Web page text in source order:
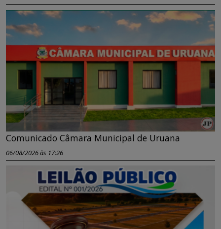
Comunicado Câmara Municipal de Uruana
06/08/2026 às 17:26